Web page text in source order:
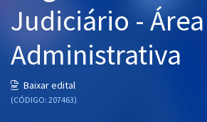
Mentorias
Questões grátis
Blog
Judiciário - Área
Administrativa
Baixar edital
(CÓDIGO: 207463)